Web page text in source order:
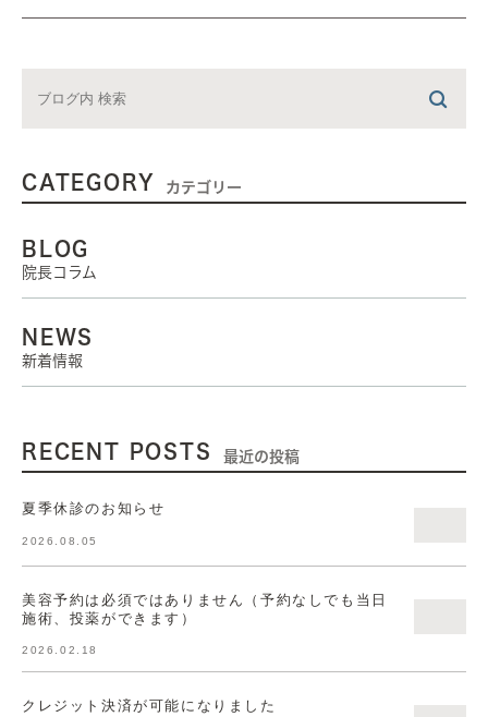
CATEGORY カテゴリー
BLOG
院長コラム
NEWS
新着情報
RECENT POSTS 最近の投稿
夏季休診のお知らせ
2026.08.05
美容予約は必須ではありません（予約なしでも当日
施術、投薬ができます）
2026.02.18
クレジット決済が可能になりました